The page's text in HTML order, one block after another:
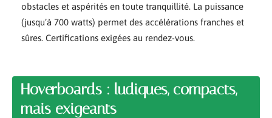
obstacles et aspérités en toute tranquillité. La puissance
(jusqu’à 700 watts) permet des accélérations franches et
sûres. Certifications exigées au rendez-vous.
Hoverboards : ludiques, compacts,
mais exigeants